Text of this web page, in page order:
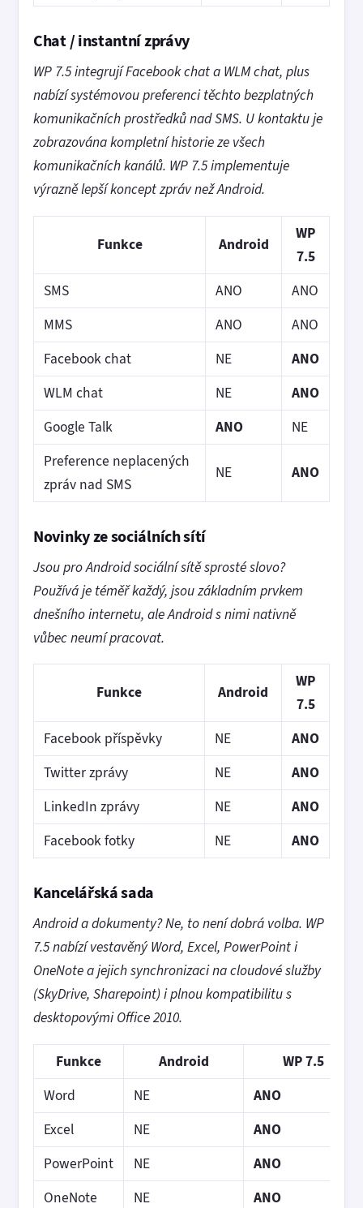
Chat / instantní zprávy
WP 7.5 integrují Facebook chat a WLM chat, plus
nabízí systémovou preferenci těchto bezplatných
komunikačních prostředků nad SMS. U kontaktu je
zobrazována kompletní historie ze všech
komunikačních kanálů. WP 7.5 implementuje
výrazně lepší koncept zpráv než Android.
Funkce Android
WP
7.5
SMS
ANO
ANO
MMS
ANO
ANO
Facebook chat
NE
ANO
WLM chat
NE
ANO
Google Talk
ANO
NE
Preference neplacených
zpráv nad SMS
NE ANO
Novinky ze sociálních sítí
Jsou pro Android sociální sítě sprosté slovo?
Používá je téměř každý, jsou základním prvkem
dnešního internetu, ale Android s nimi nativně
vůbec neumí pracovat.
Funkce Android
WP
7.5
Facebook příspěvky
NE
ANO
Twitter zprávy
NE
ANO
LinkedIn zprávy
NE
ANO
Facebook fotky
NE ANO
Kancelářská sada
Android a dokumenty? Ne, to není dobrá volba. WP
7.5 nabízí vestavěný Word, Excel, PowerPoint i
OneNote a jejich synchronizaci na cloudové služby
(SkyDrive, Sharepoint) i plnou kompatibilitu s
desktopovými Office 2010.
Funkce Android
WP 7.5
Word
NE
ANO
Excel
NE
ANO
PowerPoint
NE
ANO
OneNote
NE
ANO